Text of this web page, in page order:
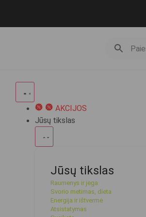
AKCIJOS
Jūsų tikslas
Jūsų tikslas
Raumenys ir jėga
Svorio metimas, dieta
Energija ir ištvermė
Atsistatymas